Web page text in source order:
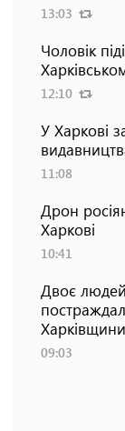
13:03
Чоловік
12:10
У Харкові
11:08
Дрон
Харкові
10:41
Двоє
Харківщини
09:03